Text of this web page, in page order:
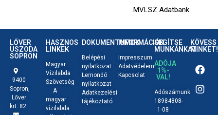
MVLSZ Adatbank
LŐVER
USZODA
SOPRON
9400
Sopron,
Lőver
krt. 82.
HASZNOS
LINKEK
Magyar
Vízilabda
Szövetség
A
magyar
vízilabda
DOKUMENTUMOK
Belépési
nyilatkozat
Lemondó
nyilatkozat
Adatkezelési
tájékoztató
INFORMÁCIÓK
Impresszum
Adatvédelem
Kapcsolat
SEGÍTSE
MUNKÁNKAT
ADÓJA
1%-
VAL!
Adószámunk:
18984808-
1-08
KÖVESS
MINKET!